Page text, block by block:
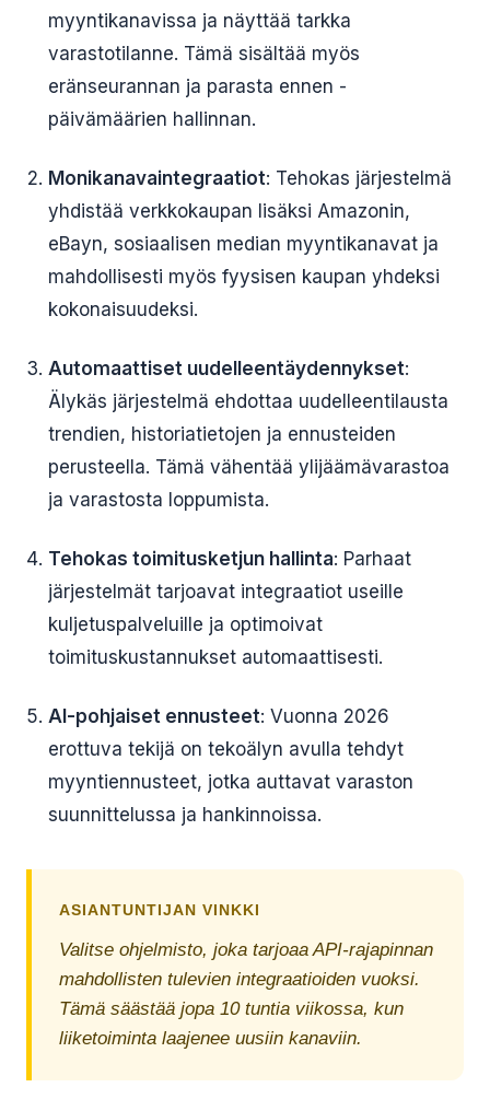
myyntikanavissa ja näyttää tarkka
varastotilanne. Tämä sisältää myös
eränseurannan ja parasta ennen -
päivämäärien hallinnan.
Monikanavaintegraatiot: Tehokas järjestelmä
yhdistää verkkokaupan lisäksi Amazonin,
eBayn, sosiaalisen median myyntikanavat ja
mahdollisesti myös fyysisen kaupan yhdeksi
kokonaisuudeksi.
Automaattiset uudelleentäydennykset:
Älykäs järjestelmä ehdottaa uudelleentilausta
trendien, historiatietojen ja ennusteiden
perusteella. Tämä vähentää ylijäämävarastoa
ja varastosta loppumista.
Tehokas toimitusketjun hallinta: Parhaat
järjestelmät tarjoavat integraatiot useille
kuljetuspalveluille ja optimoivat
toimituskustannukset automaattisesti.
AI-pohjaiset ennusteet: Vuonna 2026
erottuva tekijä on tekoälyn avulla tehdyt
myyntiennusteet, jotka auttavat varaston
suunnittelussa ja hankinnoissa.
ASIANTUNTIJAN VINKKI
Valitse ohjelmisto, joka tarjoaa API-rajapinnan
mahdollisten tulevien integraatioiden vuoksi.
Tämä säästää jopa 10 tuntia viikossa, kun
liiketoiminta laajenee uusiin kanaviin.